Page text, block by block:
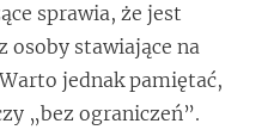
sprawia, że jest
osoby stawiające na
jednak pamiętać,
„bez ograniczeń”.